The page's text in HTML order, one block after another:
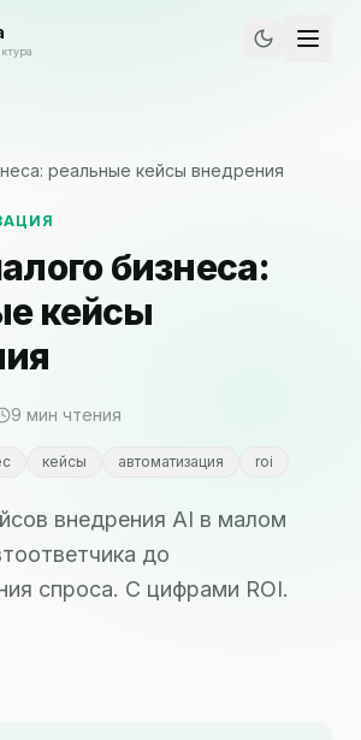
реальные кейсы внедрения
бизнеса:
кейсы
9 мин чтения
кейсы автоматизация roi
внедрения AI в малом
до
спроса. С цифрами ROI.